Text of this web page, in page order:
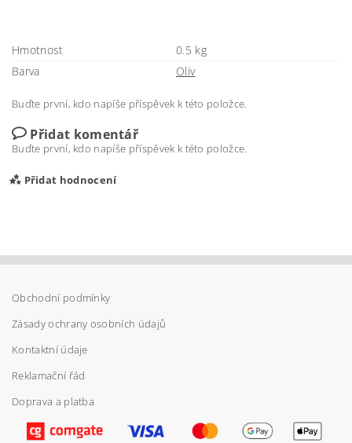
Hmotnost
0.5 kg
Barva
Oliv
Buďte první, kdo napíše příspěvek k této položce.
Přidat komentář
Buďte první, kdo napíše příspěvek k této položce.
Přidat hodnocení
Vložením hodnocení souhlasíte spodmínkami
ochrany osobních údajů
Obchodní podmínky
Zásady ochrany osobních údajů
Kontaktní údaje
Reklamační řád
Doprava a platba